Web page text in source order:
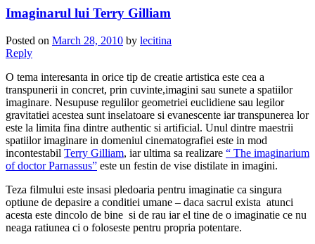
Imaginarul lui Terry Gilliam
Posted on March 28, 2010 by lecitina
Reply
O tema interesanta in orice tip de creatie artistica este cea a
transpunerii in concret, prin cuvinte,imagini sau sunete a spatiilor
imaginare. Nesupuse regulilor geometriei euclidiene sau legilor
gravitatiei acestea sunt inselatoare si evanescente iar transpunerea lor
este la limita fina dintre authentic si artificial. Unul dintre maestrii
spatiilor imaginare in domeniul cinematografiei este in mod
incontestabil Terry Gilliam, iar ultima sa realizare “ The imaginarium
of doctor Parnassus” este un festin de vise distilate in imagini.
Teza filmului este insasi pledoaria pentru imaginatie ca singura
optiune de depasire a conditiei umane – daca sacrul exista atunci
acesta este dincolo de bine si de rau iar el tine de o imaginatie ce nu
neaga ratiunea ci o foloseste pentru propria potentare.